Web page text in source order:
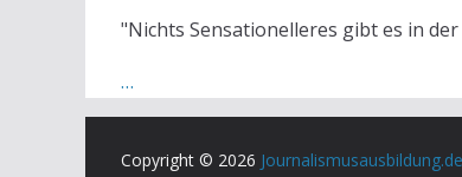
"Nichts Sensationelleres gibt es in
…
Copyright © 2026 Journalismusausbildung.de